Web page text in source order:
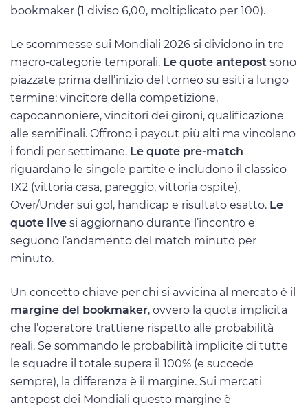
bookmaker (1 diviso 6,00, moltiplicato per 100).
Le scommesse sui Mondiali 2026 si dividono in tre
macro-categorie temporali. Le quote antepost sono
piazzate prima dell’inizio del torneo su esiti a lungo
termine: vincitore della competizione,
capocannoniere, vincitori dei gironi, qualificazione
alle semifinali. Offrono i payout più alti ma vincolano
i fondi per settimane. Le quote pre-match
riguardano le singole partite e includono il classico
1X2 (vittoria casa, pareggio, vittoria ospite),
Over/Under sui gol, handicap e risultato esatto. Le
quote live si aggiornano durante l’incontro e
seguono l’andamento del match minuto per
minuto.
Un concetto chiave per chi si avvicina al mercato è il
margine del bookmaker, ovvero la quota implicita
che l’operatore trattiene rispetto alle probabilità
reali. Se sommando le probabilità implicite di tutte
le squadre il totale supera il 100% (e succede
sempre), la differenza è il margine. Sui mercati
antepost dei Mondiali questo margine è